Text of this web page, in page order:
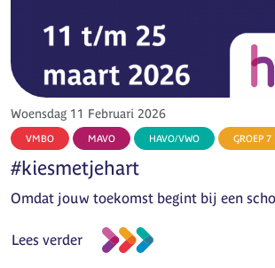
Woensdag 11 Februari 2026
VMBO MAVO HAVO/VWO GROEP 7
#kiesmetjehart
Omdat jouw toekomst begint bij een
Lees verder